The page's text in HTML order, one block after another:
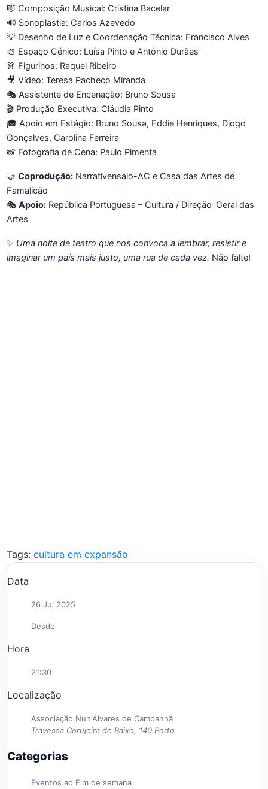
🎼 Composição Musical: Cristina Bacelar
🔊 Sonoplastia: Carlos Azevedo
💡 Desenho de Luz e Coordenação Técnica: Francisco Alves
🎨 Espaço Cénico: Luísa Pinto e António Durães
👗 Figurinos: Raquel Ribeiro
🎥 Vídeo: Teresa Pacheco Miranda
🎭 Assistente de Encenação: Bruno Sousa
🎬 Produção Executiva: Cláudia Pinto
🎓 Apoio em Estágio: Bruno Sousa, Eddie Henriques, Diogo
Gonçalves, Carolina Ferreira
📸 Fotografia de Cena: Paulo Pimenta
🤝 Coprodução: Narrativensaio-AC e Casa das Artes de
Famalicão
🎭 Apoio: República Portuguesa – Cultura / Direção-Geral das
Artes
✨ Uma noite de teatro que nos convoca a lembrar, resistir e
imaginar um país mais justo, uma rua de cada vez. Não falte!
Tags: cultura em expansão
Data
26 Jul 2025
Desde
Hora
21:30
Localização
Associação Nun'Álvares de Campanhã
Travessa Corujeira de Baixo, 140 Porto
Categorias
Eventos ao Fim de semana